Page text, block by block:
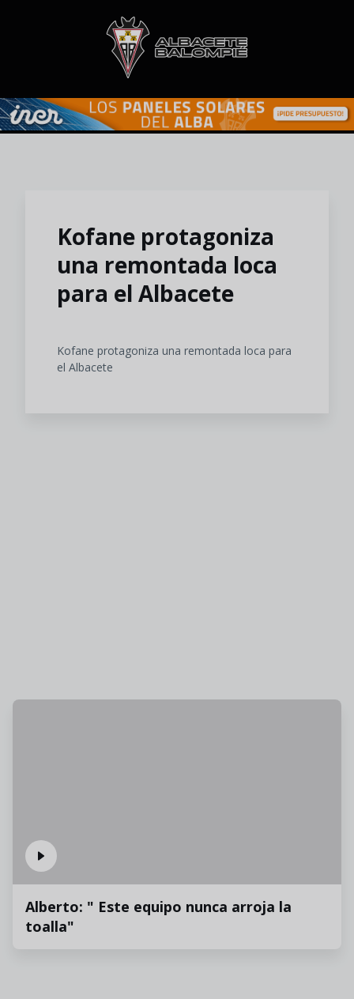
Skip to main content
Kofane protagoniza
una remontada loca
para el Albacete
Kofane protagoniza una remontada loca para
el Albacete
Alberto: " Este equipo nunca arroja la
toalla"